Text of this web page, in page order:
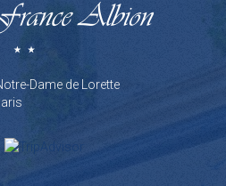
Dame de Lorette